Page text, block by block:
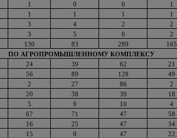
1 0 0 1
1 1 1 1
3 4 2 2
3 5 0 2
130 83 289 165
ПО АГРОПРОМЫШЛЕННОМУ КОМПЛЕКСУ
24 39 62 21
56 89 128 49
2 27 86 2
20 38 39 18
5 9 10 4
67 71 47 58
16 25 47 34
15 0 47 22